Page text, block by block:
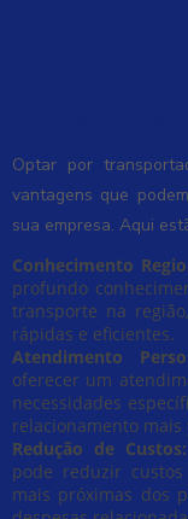
Optar por
vantagens que
sua empresa. Aqui
Conhecimento
profundo
transporte na
rápidas e eficientes.
Atendimento
oferecer um
necessidades
relacionamento mais
Redução de Custos:
pode reduzir
mais próximas dos